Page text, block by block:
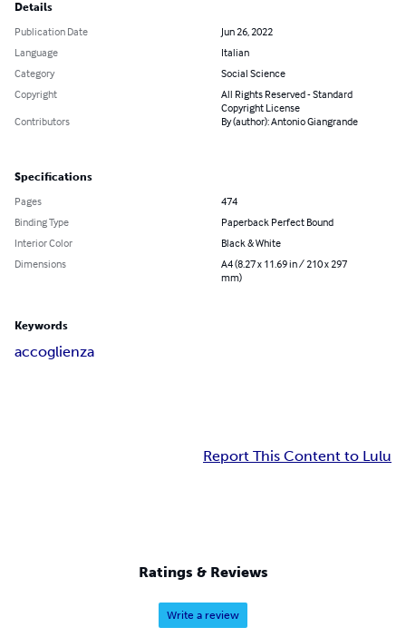
Details
Publication Date
Jun 26, 2022
Language
Italian
Category
Social Science
Copyright
All Rights Reserved - Standard
Copyright License
Contributors
By (author): Antonio Giangrande
Specifications
Pages
474
Binding Type
Paperback Perfect Bound
Interior Color
Black & White
Dimensions
A4 (8.27 x 11.69 in / 210 x 297
mm)
Keywords
accoglienza
Report This Content to Lulu
Ratings & Reviews
Write a review